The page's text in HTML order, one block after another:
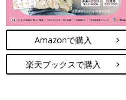
Amazonで購入
楽天ブックスで購入